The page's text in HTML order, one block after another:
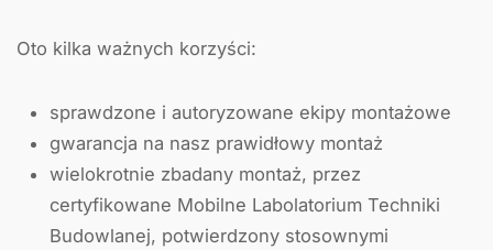
Oto kilka ważnych korzyści:⁣
sprawdzone i autoryzowane ekipy montażowe
gwarancja na nasz prawidłowy montaż
wielokrotnie zbadany montaż, przez
certyfikowane Mobilne Labolatorium Techniki
Budowlanej, potwierdzony stosownymi